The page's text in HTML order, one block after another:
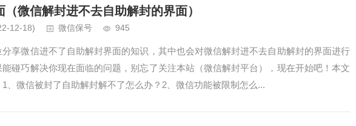
微信解封进不去自助解封的界面）
12-18) 微信保号 945
分享微信进不了自助解封界面的知识，其中也会对微信解封进不去自助解封的界面进行
碰巧解决你现在面临的问题，别忘了关注本站（微信解封平台），现在开始吧！本文
1、微信被封了自助解封解不了怎么办？2、微信功能被限制怎么...